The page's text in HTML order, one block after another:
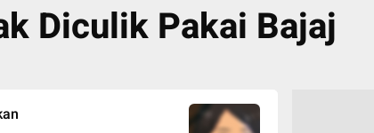
Diculik Pakai Bajaj